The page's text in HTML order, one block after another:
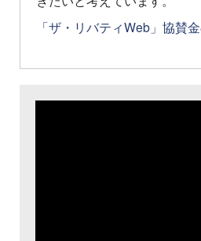
「ザ・リバティWeb」協賛